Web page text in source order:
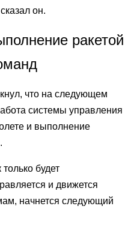
он.
ракетой
что на следующем
системы управления
и выполнение
будет
и движется
начнется следующий